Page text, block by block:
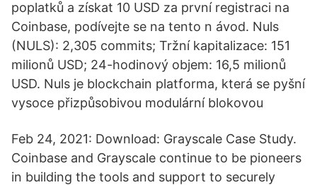
poplatků a získat 10 USD za první registraci na
Coinbase, podívejte se na tento n ávod. Nuls
(NULS): 2,305 commits; Tržní kapitalizace: 151
milionů USD; 24-hodinový objem: 16,5 milionů
USD. Nuls je blockchain platforma, která se pyšní
vysoce přizpůsobivou modulární blokovou
Feb 24, 2021: Download: Grayscale Case Study.
Coinbase and Grayscale continue to be pioneers
in building the tools and support to securely